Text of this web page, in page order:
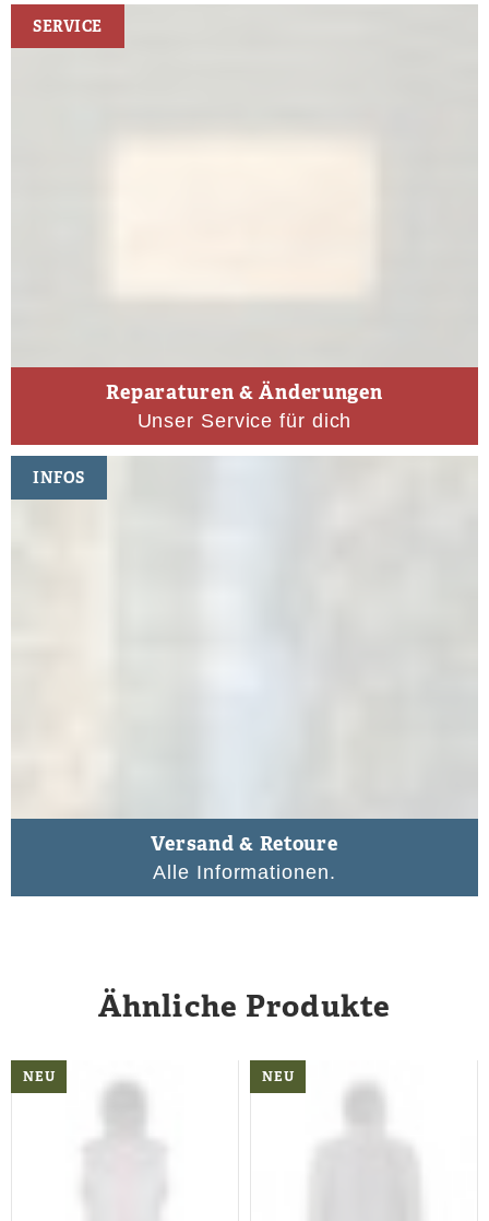
Reparaturen & Änderungen
Unser Service für dich
SERVICE
Versand & Retoure
Alle Informationen.
INFOS
Ähnliche Produkte
NEU NEU